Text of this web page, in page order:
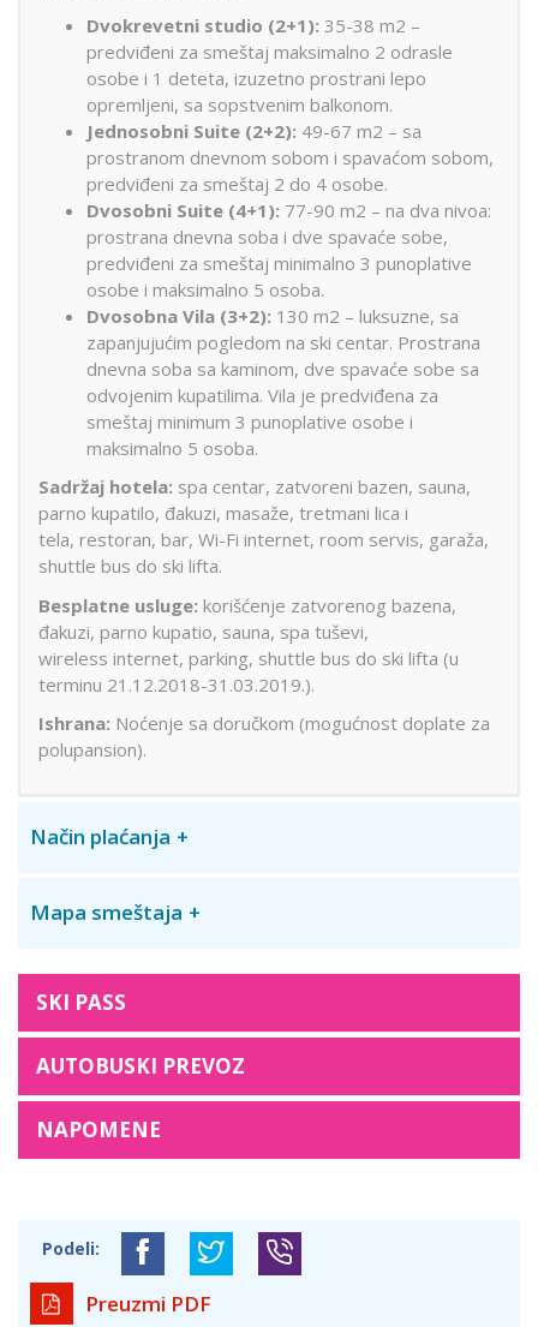
Dvokrevetni studio (2+1): 35-38 m2 –
predviđeni za smeštaj maksimalno 2 odrasle
osobe i 1 deteta, izuzetno prostrani lepo
opremljeni, sa sopstvenim balkonom.
Jednosobni Suite (2+2): 49-67 m2 – sa
prostranom dnevnom sobom i spavaćom sobom,
predviđeni za smeštaj 2 do 4 osobe.
Dvosobni Suite (4+1): 77-90 m2 – na dva nivoa:
prostrana dnevna soba i dve spavaće sobe,
predviđeni za smeštaj minimalno 3 punoplative
osobe i maksimalno 5 osoba.
Dvosobna Vila (3+2): 130 m2 – luksuzne, sa
zapanjujućim pogledom na ski centar. Prostrana
dnevna soba sa kaminom, dve spavaće sobe sa
odvojenim kupatilima. Vila je predviđena za
smeštaj minimum 3 punoplative osobe i
maksimalno 5 osoba.
Sadržaj hotela: spa centar, zatvoreni bazen, sauna,
parno kupatilo, đakuzi, masaže, tretmani lica i
tela, restoran, bar, Wi-Fi internet, room servis, garaža,
shuttle bus do ski lifta.
Besplatne usluge: korišćenje zatvorenog bazena,
đakuzi, parno kupatio, sauna, spa tuševi,
wireless internet, parking, shuttle bus do ski lifta (u
terminu 21.12.2018-31.03.2019.).
Ishrana: Noćenje sa doručkom (mogućnost doplate za
polupansion).
Način plaćanja
Mapa smeštaja
SKI PASS
AUTOBUSKI PREVOZ
NAPOMENE
Podeli:
Preuzmi PDF